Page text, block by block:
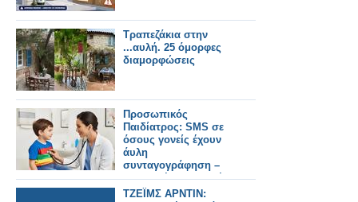
Τραπεζάκια στην
...αυλή. 25 όμορφες
διαμορφώσεις
Προσωπικός
Παιδίατρος: SMS σε
όσους γονείς έχουν
άυλη
συνταγογράφηση –
24.000 νέες εγγραφές
μέσα σε έναν μήνα
ΤΖΕΪΜΣ ΑΡΝΤΙΝ: